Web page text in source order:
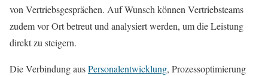
von Vertriebsgesprächen. Auf Wunsch können Vertriebsteams
zudem vor Ort betreut und analysiert werden, um die Leistung
direkt zu steigern.
Die Verbindung ausPersonalentwicklung, Prozessoptimierung